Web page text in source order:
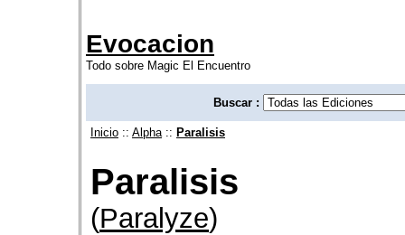
Evocacion
Todo sobre Magic El Encuentro
Buscar :
Inicio :: Alpha :: Paralisis
Paralisis
(Paralyze)